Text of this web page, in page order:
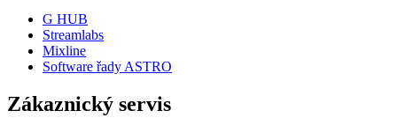
G HUB
Streamlabs
Mixline
Software řady ASTRO
Zákaznický servis